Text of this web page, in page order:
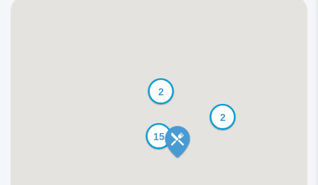
15
2
2